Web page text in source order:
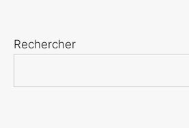
Rechercher